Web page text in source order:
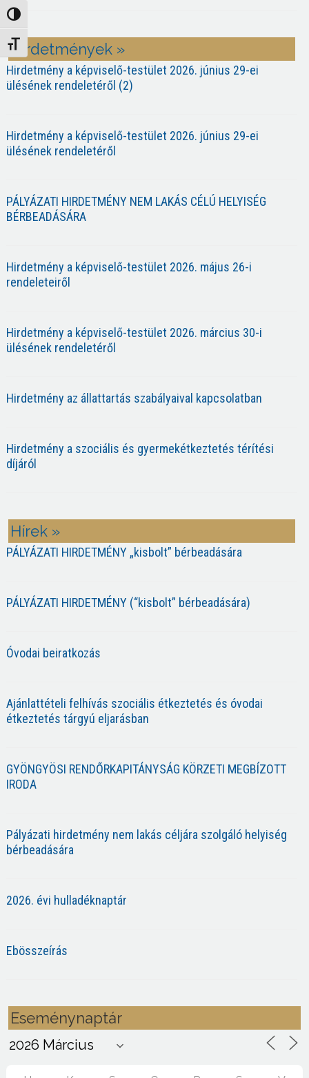
Nagy kontraszt váltása
Betűméret váltása
Hirdetmények »
Hirdetmény a képviselő-testület 2026. június 29-ei
ülésének rendeletéről (2)
Hirdetmény a képviselő-testület 2026. június 29-ei
ülésének rendeletéről
PÁLYÁZATI HIRDETMÉNY NEM LAKÁS CÉLÚ HELYISÉG
BÉRBEADÁSÁRA
Hirdetmény a képviselő-testület 2026. május 26-i
rendeleteiről
Hirdetmény a képviselő-testület 2026. március 30-i
ülésének rendeletéről
Hirdetmény az állattartás szabályaival kapcsolatban
Hirdetmény a szociális és gyermekétkeztetés térítési
díjáról
Hírek »
PÁLYÁZATI HIRDETMÉNY „kisbolt” bérbeadására
PÁLYÁZATI HIRDETMÉNY (“kisbolt” bérbeadására)
Óvodai beiratkozás
Ajánlattételi felhívás szociális étkeztetés és óvodai
étkeztetés tárgyú eljarásban
GYÖNGYÖSI RENDŐRKAPITÁNYSÁG KÖRZETI MEGBÍZOTT
IRODA
Pályázati hirdetmény nem lakás céljára szolgáló helyiség
bérbeadására
2026. évi hulladéknaptár
Ebösszeírás
Eseménynaptár